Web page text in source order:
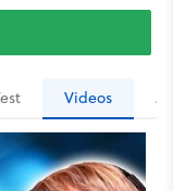
Videos